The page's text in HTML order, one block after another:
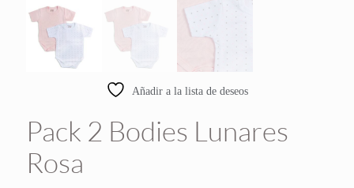
Añadir a la lista de deseos
Pack 2 Bodies Lunares
Rosa